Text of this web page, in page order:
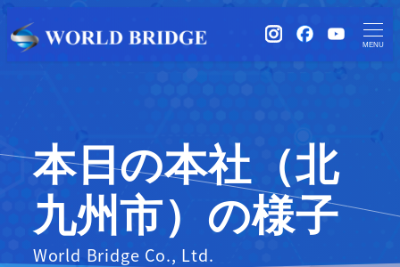
instagramFacebook
MENU
本日の本社（北
九州市）の様子
World Bridge Co., Ltd.